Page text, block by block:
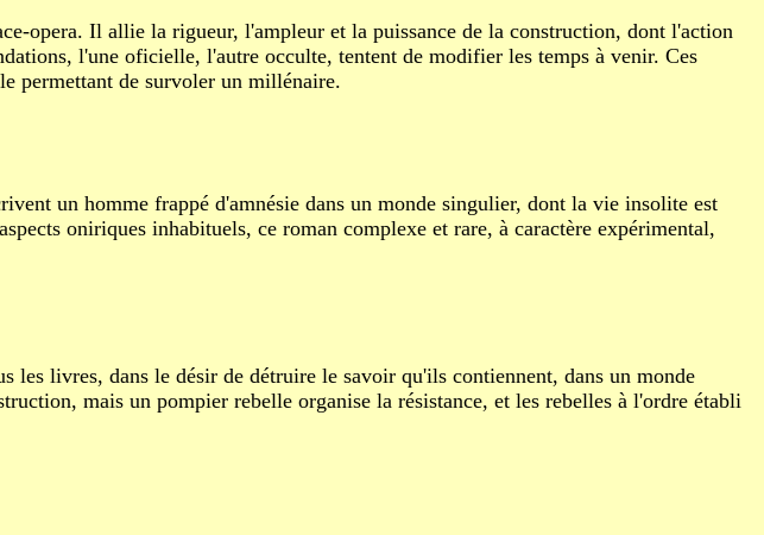
opera. Il allie la rigueur, l'ampleur et la puissance de la construction, dont l'action
l'une oficielle, l'autre occulte, tentent de modifier les temps à venir. Ces
permettant de survoler un millénaire.
un homme frappé d'amnésie dans un monde singulier, dont la vie insolite est
oniriques inhabituels, ce roman complexe et rare, à caractère expérimental,
les livres, dans le désir de détruire le savoir qu'ils contiennent, dans un monde
mais un pompier rebelle organise la résistance, et les rebelles à l'ordre établi